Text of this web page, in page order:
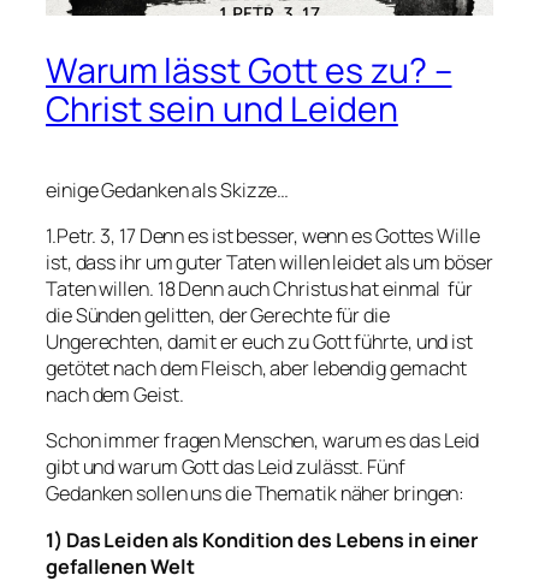
Warum lässt Gott es zu? –
Christ sein und Leiden
einige Gedanken als Skizze…
1.Petr. 3, 17Denn es ist besser, wenn es Gottes Wille
ist, dass ihr um guter Taten willen leidet als um böser
Taten willen. 18 Denn auch Christus hat einmal für
die Sünden gelitten, der Gerechte für die
Ungerechten, damit er euch zu Gott führte, und ist
getötet nach dem Fleisch, aber lebendig gemacht
nach dem Geist.
Schon immer fragen Menschen, warum es das Leid
gibt und warum Gott das Leid zulässt. Fünf
Gedanken sollen uns die Thematik näher bringen:
1) Das Leiden als Kondition des Lebens in einer
gefallenen Welt